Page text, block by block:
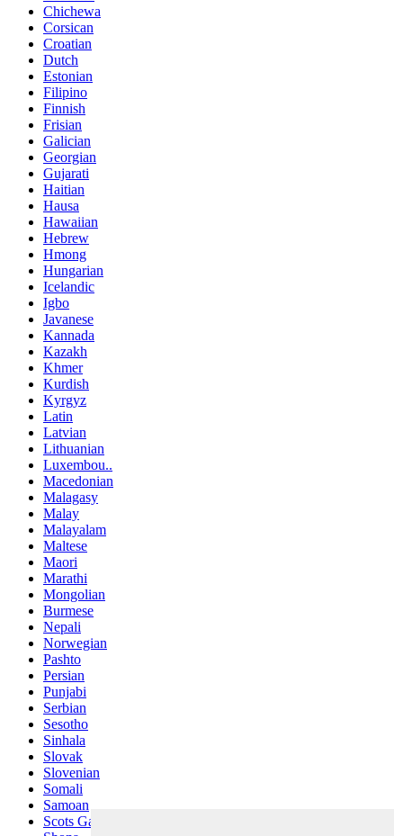
Chichewa
Corsican
Croatian
Dutch
Estonian
Filipino
Finnish
Frisian
Galician
Georgian
Gujarati
Haitian
Hausa
Hawaiian
Hebrew
Hmong
Hungarian
Icelandic
Igbo
Javanese
Kannada
Kazakh
Khmer
Kurdish
Kyrgyz
Latin
Latvian
Lithuanian
Luxembou..
Macedonian
Malagasy
Malay
Malayalam
Maltese
Maori
Marathi
Mongolian
Burmese
Nepali
Norwegian
Pashto
Persian
Punjabi
Serbian
Sesotho
Sinhala
Slovak
Slovenian
Somali
Samoan
Scots Gaelic